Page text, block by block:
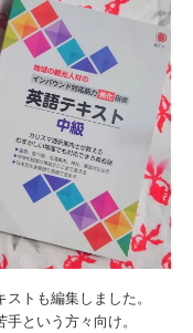
トも編集しました。
という方々向け。